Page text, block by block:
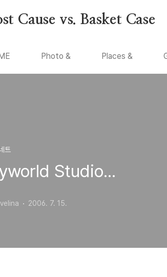
Cause vs. Basket Case
Photo & Places &
트
Studio...
2006. 7. 15.